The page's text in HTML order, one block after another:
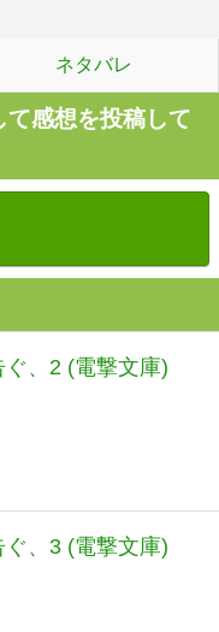
ネタバレ
感想を投稿して
、2 (電撃文庫)
、3 (電撃文庫)